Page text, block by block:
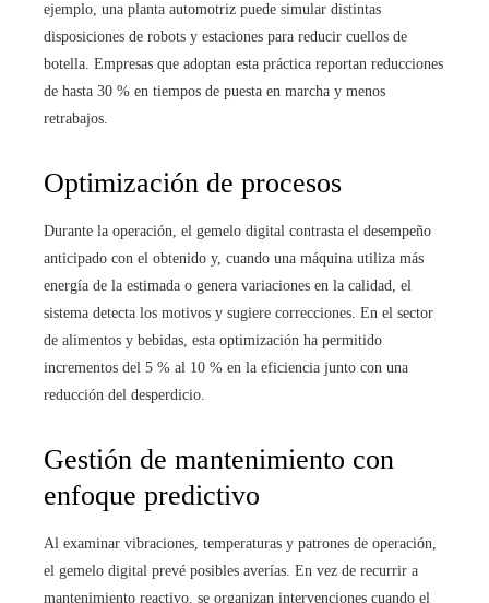
ejemplo, una planta automotriz puede simular distintas
disposiciones de robots y estaciones para reducir cuellos de
botella. Empresas que adoptan esta práctica reportan reducciones
de hasta 30 % en tiempos de puesta en marcha y menos
retrabajos.
Optimización de procesos
Durante la operación, el gemelo digital contrasta el desempeño
anticipado con el obtenido y, cuando una máquina utiliza más
energía de la estimada o genera variaciones en la calidad, el
sistema detecta los motivos y sugiere correcciones. En el sector
de alimentos y bebidas, esta optimización ha permitido
incrementos del 5 % al 10 % en la eficiencia junto con una
reducción del desperdicio.
Gestión de mantenimiento con
enfoque predictivo
Al examinar vibraciones, temperaturas y patrones de operación,
el gemelo digital prevé posibles averías. En vez de recurrir a
mantenimiento reactivo, se organizan intervenciones cuando el